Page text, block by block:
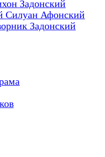
Задонский
Силуан Афонский
Задонский